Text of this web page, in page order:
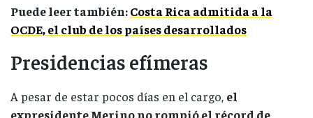
Puede leer también:Costa Rica admitida a la
OCDE, el club de los países desarrollados
Presidencias efímeras
A pesar de estar pocos días en el cargo, el
expresidente Merino no rompió el récord de